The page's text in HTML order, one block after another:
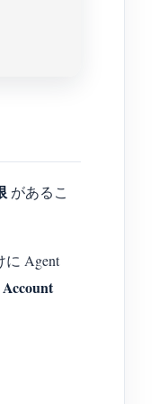
があるこ
に Agent